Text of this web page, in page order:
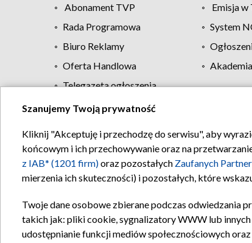
Abonament TVP Emisja w
Rada Programowa
System
Biuro Reklamy
Oferta Handlowa
Telegazeta ogłoszenia
Regulamin
Szanujemy Twoją prywatność
Kliknij "Akceptuję i przechodzę do serwisu", aby
końcowym i ich przechowywanie oraz na
z IAB* (1201 firm)oraz pozostałych Zaufanych
mierzenia ich skuteczności) i pozostałych, które
Twoje dane osobowe zbierane podczas odwiedzania
takich jak: pliki cookie, sygnalizatory WWW lub
udostępnianie funkcji mediów społecznościowych